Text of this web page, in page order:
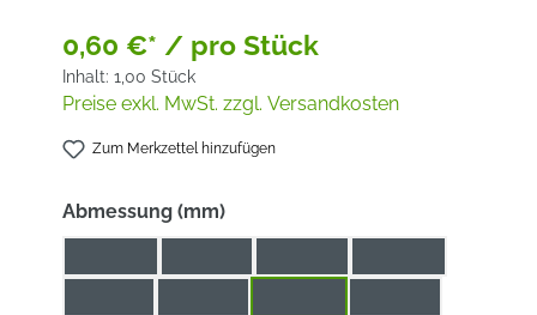
0,60 €* / pro Stück
Inhalt: 1,00 Stück
Preise exkl. MwSt. zzgl. Versandkosten
Zum Merkzettel hinzufügen
Abmessung (mm)auswählen